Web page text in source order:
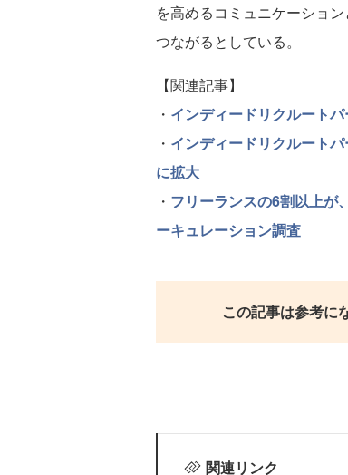
を高めるコミュニケーショ
つながるとしている。
【関連記事】
・ インディードリクルート
・ インディードリクルート
に拡大
・ フリーランスの6割以上が
ーキュレーション調査
この記事は参考に
関連リンク